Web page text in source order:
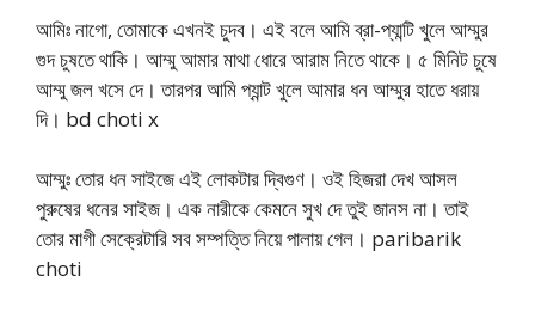
আমিঃ নাগো, তোমাকে এখনই চুদব। এই বলে আমি ব্রা-প্যান্টি খুলে আম্মুর
গুদ চুষতে থাকি। আম্মু আমার মাথা ধোরে আরাম নিতে থাকে। ৫ মিনিট চুষে
আম্মু জল খসে দে। তারপর আমি প্যান্ট খুলে আমার ধন আম্মুর হাতে ধরায়
দি। bd choti x
আম্মুঃ তোর ধন সাইজে এই লোকটার দ্বিগুণ। ওই হিজরা দেখ আসল
পুরুষের ধনের সাইজ। এক নারীকে কেমনে সুখ দে তুই জানস না। তাই
তোর মাগী সেক্রেটারি সব সম্পত্তি নিয়ে পালায় গেল। paribarik
choti